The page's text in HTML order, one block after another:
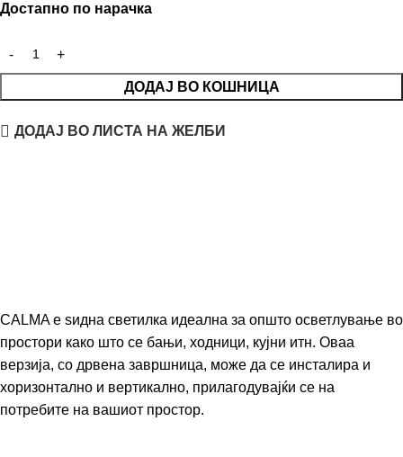
Достапно по нарачка
ДОДАЈ ВО КОШНИЦА
ДОДАЈ ВО ЛИСТА НА ЖЕЛБИ
CALMA е ѕидна светилка идеална за општо осветлување во
простори како што се бањи, ходници, кујни итн. Оваа
верзија, со дрвена завршница, може да се инсталира и
хоризонтално и вертикално, прилагодувајќи се на
потребите на вашиот простор.